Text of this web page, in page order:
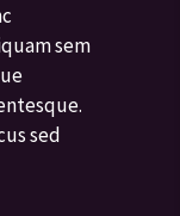
sem
sed